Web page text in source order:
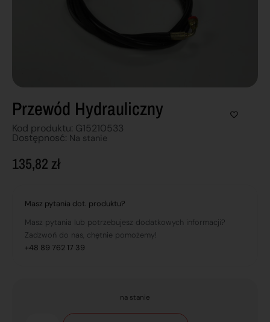
Przewód Hydrauliczny
Kod produktu: G15210533
Dostępnosć: Na stanie
135,82 zł
Masz pytania dot. produktu?
Masz pytania lub potrzebujesz dodatkowych informacji?
Zadzwoń do nas, chętnie pomożemy!
+48 89 762 17 39
na stanie